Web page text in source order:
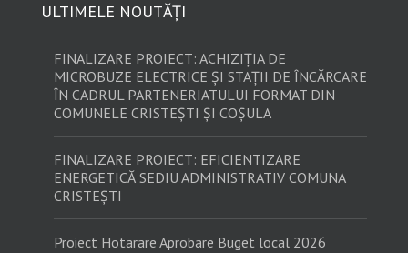
ULTIMELE NOUTĂȚI
FINALIZARE PROIECT: ACHIZIȚIA DE
MICROBUZE ELECTRICE ȘI STAȚII DE ÎNCĂRCARE
ÎN CADRUL PARTENERIATULUI FORMAT DIN
COMUNELE CRISTEȘTI ȘI COȘULA
FINALIZARE PROIECT: EFICIENTIZARE
ENERGETICĂ SEDIU ADMINISTRATIV COMUNA
CRISTEȘTI
Proiect Hotarare Aprobare Buget local 2026